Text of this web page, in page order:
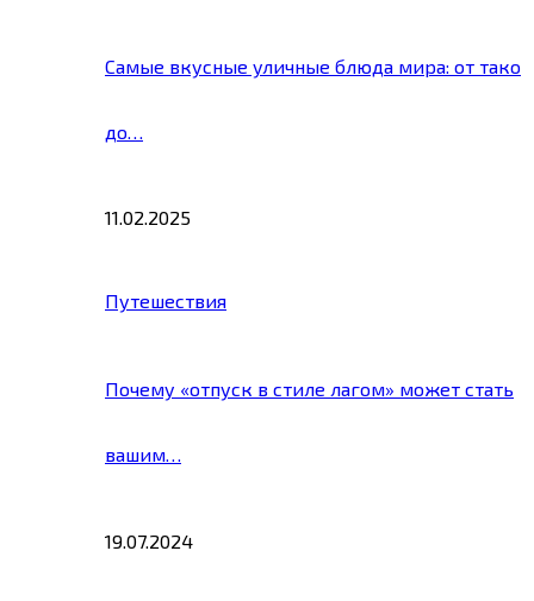
Самые вкусные уличные блюда мира: от тако
до…
11.02.2025
Путешествия
Почему «отпуск в стиле лагом» может стать
вашим…
19.07.2024